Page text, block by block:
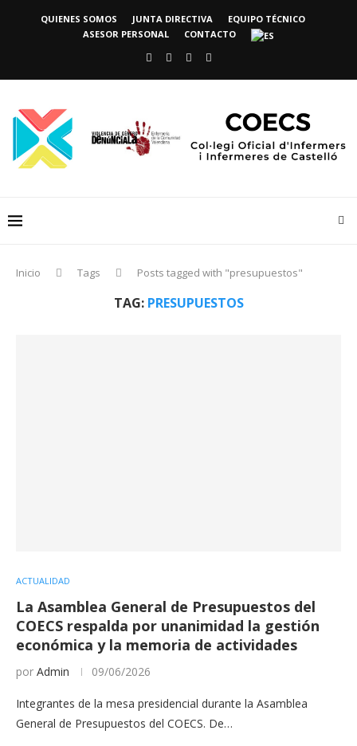
QUIENES SOMOS JUNTA DIRECTIVA
EQUIPO TÉCNICO
ASESOR PERSONAL
CONTACTO
Inicio Tags Posts tagged with "presupuestos"
TAG: PRESUPUESTOS
ACTUALIDAD
La Asamblea General de Presupuestos del
COECS respalda por unanimidad la gestión
económica y la memoria de actividades
por Admin 09/06/2026
Integrantes de la mesa presidencial durante la Asamblea
General de Presupuestos del COECS. De…